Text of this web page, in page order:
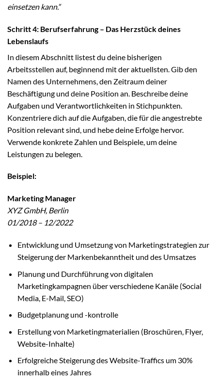
einsetzen kann.“
Schritt 4: Berufserfahrung – Das Herzstück deines
Lebenslaufs
In diesem Abschnitt listest du deine bisherigen
Arbeitsstellen auf, beginnend mit der aktuellsten. Gib den
Namen des Unternehmens, den Zeitraum deiner
Beschäftigung und deine Position an. Beschreibe deine
Aufgaben und Verantwortlichkeiten in Stichpunkten.
Konzentriere dich auf die Aufgaben, die für die angestrebte
Position relevant sind, und hebe deine Erfolge hervor.
Verwende konkrete Zahlen und Beispiele, um deine
Leistungen zu belegen.
Beispiel:
Marketing Manager
XYZ GmbH, Berlin
01/2018 – 12/2022
Entwicklung und Umsetzung von Marketingstrategien zur
Steigerung der Markenbekanntheit und des Umsatzes
Planung und Durchführung von digitalen
Marketingkampagnen über verschiedene Kanäle (Social
Media, E-Mail, SEO)
Budgetplanung und -kontrolle
Erstellung von Marketingmaterialien (Broschüren, Flyer,
Website-Inhalte)
Erfolgreiche Steigerung des Website-Traffics um 30%
innerhalb eines Jahres